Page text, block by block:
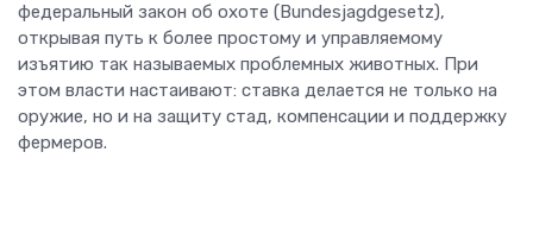
федеральный закон об охоте (Bundesjagdgesetz),
открывая путь к более простому и управляемому
изъятию так называемых проблемных животных. При
этом власти настаивают: ставка делается не только на
оружие, но и на защиту стад, компенсации и поддержку
фермеров.